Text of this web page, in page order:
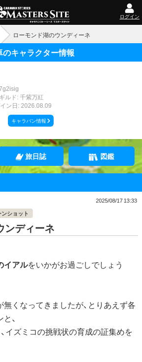
ログイン
ローモンド湖のウンディーネ
のキャラクター情報
ルド: 千紫万紅
ン日: 2026.08.09
キャラバン情報
旅日誌 図鑑
2025/08/17 13:33
ショット
ンディーネ
イアルをいかがお過ごしでしょう
くなってきましたが、とりあえず各
、
イズミコの挑戦状の育成の証集めを